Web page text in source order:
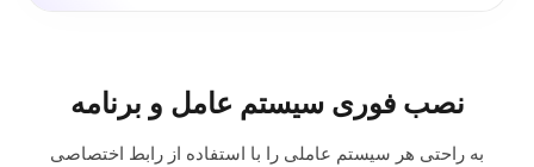
نصب فوری سیستم عامل و برنامه
به راحتی هر سیستم عاملی را با استفاده از رابط اختصاصی